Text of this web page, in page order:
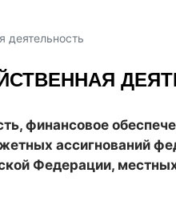
деятельность
финансовое
ассигнований
Федерации,